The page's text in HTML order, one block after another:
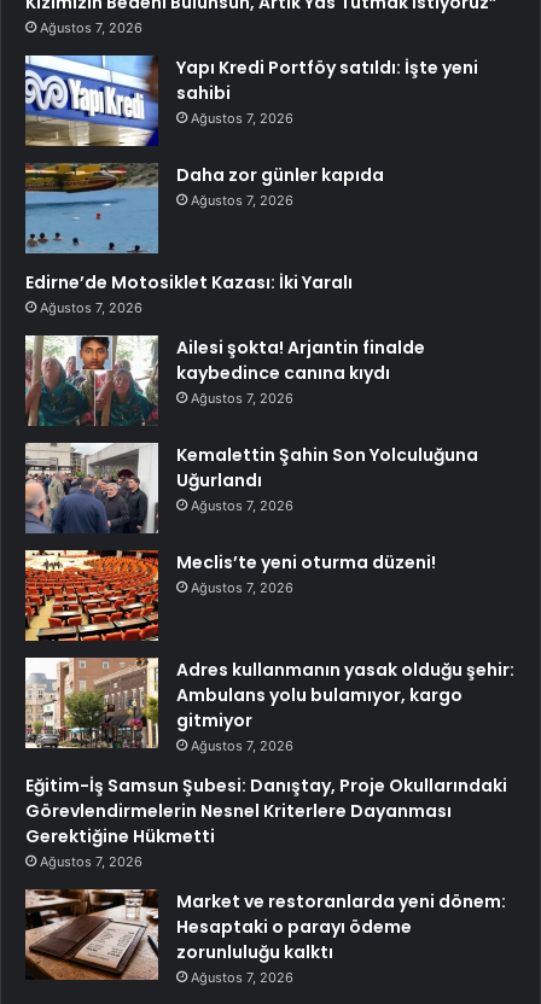
Ağustos 7, 2026
Yapı Kredi Portföy satıldı: İşte yeni
sahibi
Ağustos 7, 2026
Daha zor günler kapıda
Ağustos 7, 2026
Edirne’de Motosiklet Kazası: İki Yaralı
Ağustos 7, 2026
Ailesi şokta! Arjantin finalde
kaybedince canına kıydı
Ağustos 7, 2026
Kemalettin Şahin Son Yolculuğuna
Uğurlandı
Ağustos 7, 2026
Meclis’te yeni oturma düzeni!
Ağustos 7, 2026
Adres kullanmanın yasak olduğu şehir:
Ambulans yolu bulamıyor, kargo
gitmiyor
Ağustos 7, 2026
Eğitim-İş Samsun Şubesi: Danıştay, Proje Okullarındaki
Görevlendirmelerin Nesnel Kriterlere Dayanması
Gerektiğine Hükmetti
Ağustos 7, 2026
Market ve restoranlarda yeni dönem:
Hesaptaki o parayı ödeme
zorunluluğu kalktı
Ağustos 7, 2026